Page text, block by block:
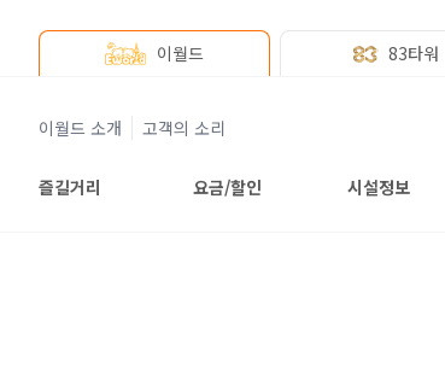
이월드 83타워
이월드 소개 고객의 소리
즐길거리 요금/할인 시설정보